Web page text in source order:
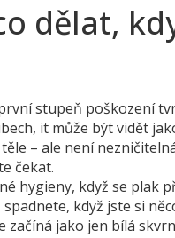
dělat,
stupeň poškození
, it může být vidět
– ale není
čekat.
hygieny, když se plak
když jste si
začíná jako jen bílá